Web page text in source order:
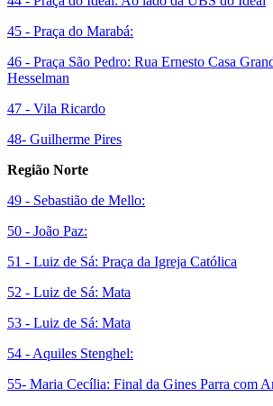
45 - Praça do Marabá:
46 - Praça São Pedro: Rua Ernesto Casa
Hesselman
47 - Vila Ricardo
48- Guilherme Pires
Região Norte
49 - Sebastião de Mello:
50 - João Paz:
51 - Luiz de Sá: Praça da Igreja Católica
52 - Luiz de Sá: Mata
53 - Luiz de Sá: Mata
54 - Aquiles Stenghel:
55- Maria Cecília: Final da Gines Parra com